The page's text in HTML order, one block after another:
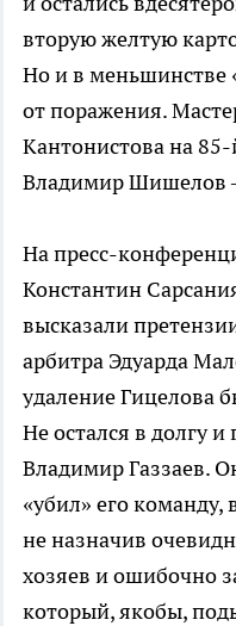
вторую желтую
Но и в меньшинстве
от поражения.
Кантонистова на
Владимир Шишелов
Напресс-
Константин
высказали
арбитра Эдуарда
удаление Гицелова
Не остался в долгу
Владимир Газзаев.
«убил» его команду,
не назначив
хозяев и ошибочно
который, якобы,